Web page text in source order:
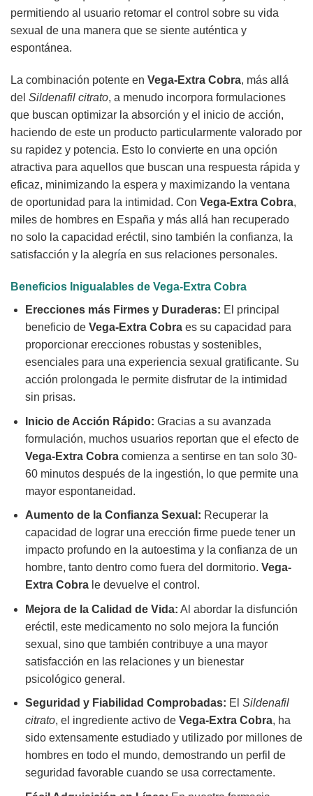
permitiendo al usuario retomar el control sobre su vida
sexual de una manera que se siente auténtica y
espontánea.
La combinación potente en Vega-Extra Cobra, más allá
del Sildenafil citrato, a menudo incorpora formulaciones
que buscan optimizar la absorción y el inicio de acción,
haciendo de este un producto particularmente valorado por
su rapidez y potencia. Esto lo convierte en una opción
atractiva para aquellos que buscan una respuesta rápida y
eficaz, minimizando la espera y maximizando la ventana
de oportunidad para la intimidad. Con Vega-Extra Cobra,
miles de hombres en España y más allá han recuperado
no solo la capacidad eréctil, sino también la confianza, la
satisfacción y la alegría en sus relaciones personales.
Beneficios Inigualables de Vega-Extra Cobra
Erecciones más Firmes y Duraderas: El principal
beneficio de Vega-Extra Cobraes su capacidad para
proporcionar erecciones robustas y sostenibles,
esenciales para una experiencia sexual gratificante. Su
acción prolongada le permite disfrutar de la intimidad
sin prisas.
Inicio de Acción Rápido: Gracias a su avanzada
formulación, muchos usuarios reportan que el efecto de
Vega-Extra Cobracomienza a sentirse en tan solo 30-
60 minutos después de la ingestión, lo que permite una
mayor espontaneidad.
Aumento de la Confianza Sexual: Recuperar la
capacidad de lograr una erección firme puede tener un
impacto profundo en la autoestima y la confianza de un
hombre, tanto dentro como fuera del dormitorio. Vega-
Extra Cobrale devuelve el control.
Mejora de la Calidad de Vida: Al abordar la disfunción
eréctil, este medicamento no solo mejora la función
sexual, sino que también contribuye a una mayor
satisfacción en las relaciones y un bienestar
psicológico general.
Seguridad y Fiabilidad Comprobadas: El Sildenafil
citrato, el ingrediente activo de Vega-Extra Cobra, ha
sido extensamente estudiado y utilizado por millones de
hombres en todo el mundo, demostrando un perfil de
seguridad favorable cuando se usa correctamente.